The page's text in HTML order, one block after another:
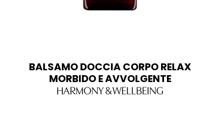
BALSAMO DOCCIA CORPO RELAX
MORBIDO E AVVOLGENTE
HARMONY & WELLBEING